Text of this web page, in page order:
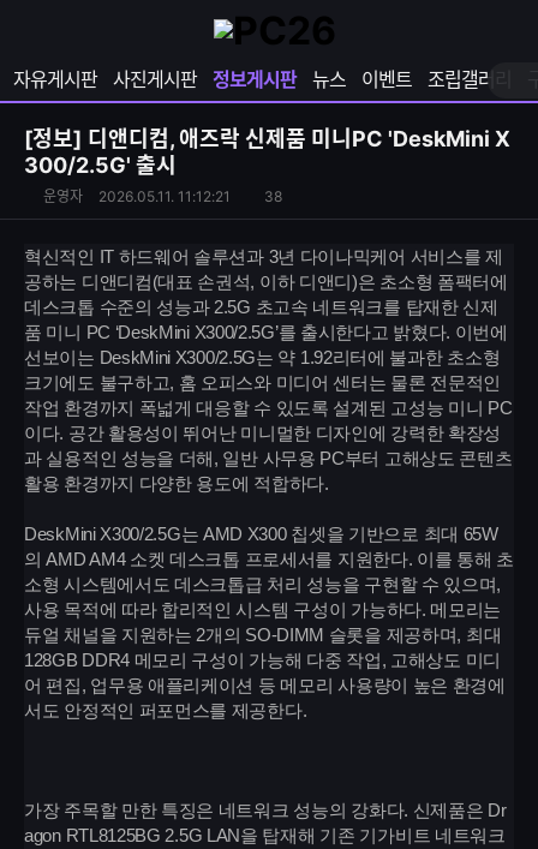
역
열
와
이
지
열
자유게시판 사진게시판 정보게시판 뉴스 이벤트 조립갤러리
쳐
보
기
[정보] 디앤디컴, 애즈락 신제품 미니PC 'DeskMini X
300/2.5G' 출시
운
영
운영자 2026.05.11. 11:12:21
조
회
38
N
혁신적인 IT 하드웨어 솔루션과 3년 다이나믹케어 서비스를 제
공하는 디앤디컴(대표 손권석, 이하 디앤디)은 초소형 폼팩터에
데스크톱 수준의 성능과 2.5G 초고속 네트워크를 탑재한 신제
품 미니 PC ‘DeskMini X300/2.5G’를 출시한다고 밝혔다. 이번에
선보이는 DeskMini X300/2.5G는 약 1.92리터에 불과한 초소형
크기에도 불구하고, 홈 오피스와 미디어 센터는 물론 전문적인
작업 환경까지 폭넓게 대응할 수 있도록 설계된 고성능 미니 PC
이다. 공간 활용성이 뛰어난 미니멀한 디자인에 강력한 확장성
과 실용적인 성능을 더해, 일반 사무용 PC부터 고해상도 콘텐츠
활용 환경까지 다양한 용도에 적합하다.
DeskMini X300/2.5G는 AMD X300 칩셋을 기반으로 최대 65W
의 AMD AM4 소켓 데스크톱 프로세서를 지원한다. 이를 통해 초
소형 시스템에서도 데스크톱급 처리 성능을 구현할 수 있으며,
사용 목적에 따라 합리적인 시스템 구성이 가능하다. 메모리는
듀얼 채널을 지원하는 2개의 SO-DIMM 슬롯을 제공하며, 최대
128GB DDR4 메모리 구성이 가능해 다중 작업, 고해상도 미디
어 편집, 업무용 애플리케이션 등 메모리 사용량이 높은 환경에
서도 안정적인 퍼포먼스를 제공한다.
가장 주목할 만한 특징은 네트워크 성능의 강화다. 신제품은 Dr
agon RTL8125BG 2.5G LAN을 탑재해 기존 기가비트 네트워크